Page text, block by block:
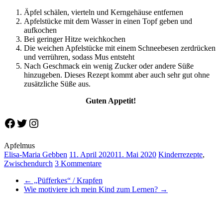
Äpfel schälen, vierteln und Kerngehäuse entfernen
Apfelstücke mit dem Wasser in einen Topf geben und
aufkochen
Bei geringer Hitze weichkochen
Die weichen Apfelstücke mit einem Schneebesen zerdrücken
und verrühren, sodass Mus entsteht
Nach Geschmack ein wenig Zucker oder andere Süße
hinzugeben. Dieses Rezept kommt aber auch sehr gut ohne
zusätzliche Süße aus.
Guten Appetit!
Facebook
Twitter
Instagram
Apfelmus
Elisa-Maria Gebben 11. April 202011. Mai 2020 Kinderrezepte,
Zwischendurch 3 Kommentare
← „Püfferkes“ / Krapfen
Wie motiviere ich mein Kind zum Lernen? →